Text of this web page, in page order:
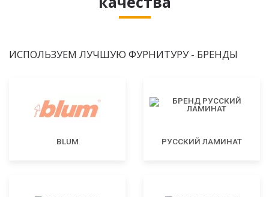
ИСПОЛЬЗУЕМ ЛУЧШУЮ ФУРНИТУРУ - БРЕНДЫ
BLUM РУССКИЙ ЛАМИНАТ